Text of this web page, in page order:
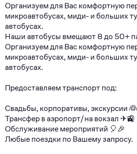
Организуем для Вас комфортную
микроавтобусах, миди- и больших
автобусах.
Наши автобусы вмещают 8 до 50+
Организуем для Вас комфортную
микроавтобусах, миди- и больших
автобусах.
Предоставляем транспорт под:
Свадьбы, корпоративы, экскурсии
Трансфер в аэропорт/на вокзал ✈🚉
Обслуживание мероприятий 🎈🎉
Любые поездки по Вашему запросу.